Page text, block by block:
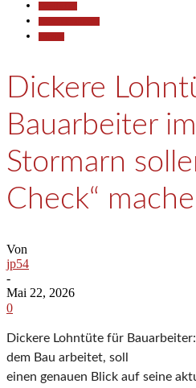
Dickere
Bauarbeiter
Stormarn
Check“
Von
jp54
-
Mai 22, 2026
0
Dickere Lohntüte für
dem Bau arbeitet, soll
einen genauen Blick auf seine